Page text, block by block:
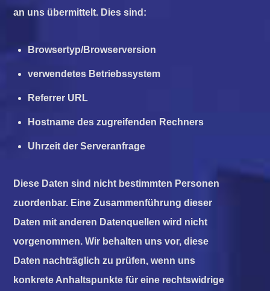
an uns übermittelt. Dies sind:
Browsertyp/Browserversion
verwendetes Betriebssystem
Referrer URL
Hostname des zugreifenden Rechners
Uhrzeit der Serveranfrage
Diese Daten sind nicht bestimmten Personen
zuordenbar. Eine Zusammenführung dieser
Daten mit anderen Datenquellen wird nicht
vorgenommen. Wir behalten uns vor, diese
Daten nachträglich zu prüfen, wenn uns
konkrete Anhaltspunkte für eine rechtswidrige